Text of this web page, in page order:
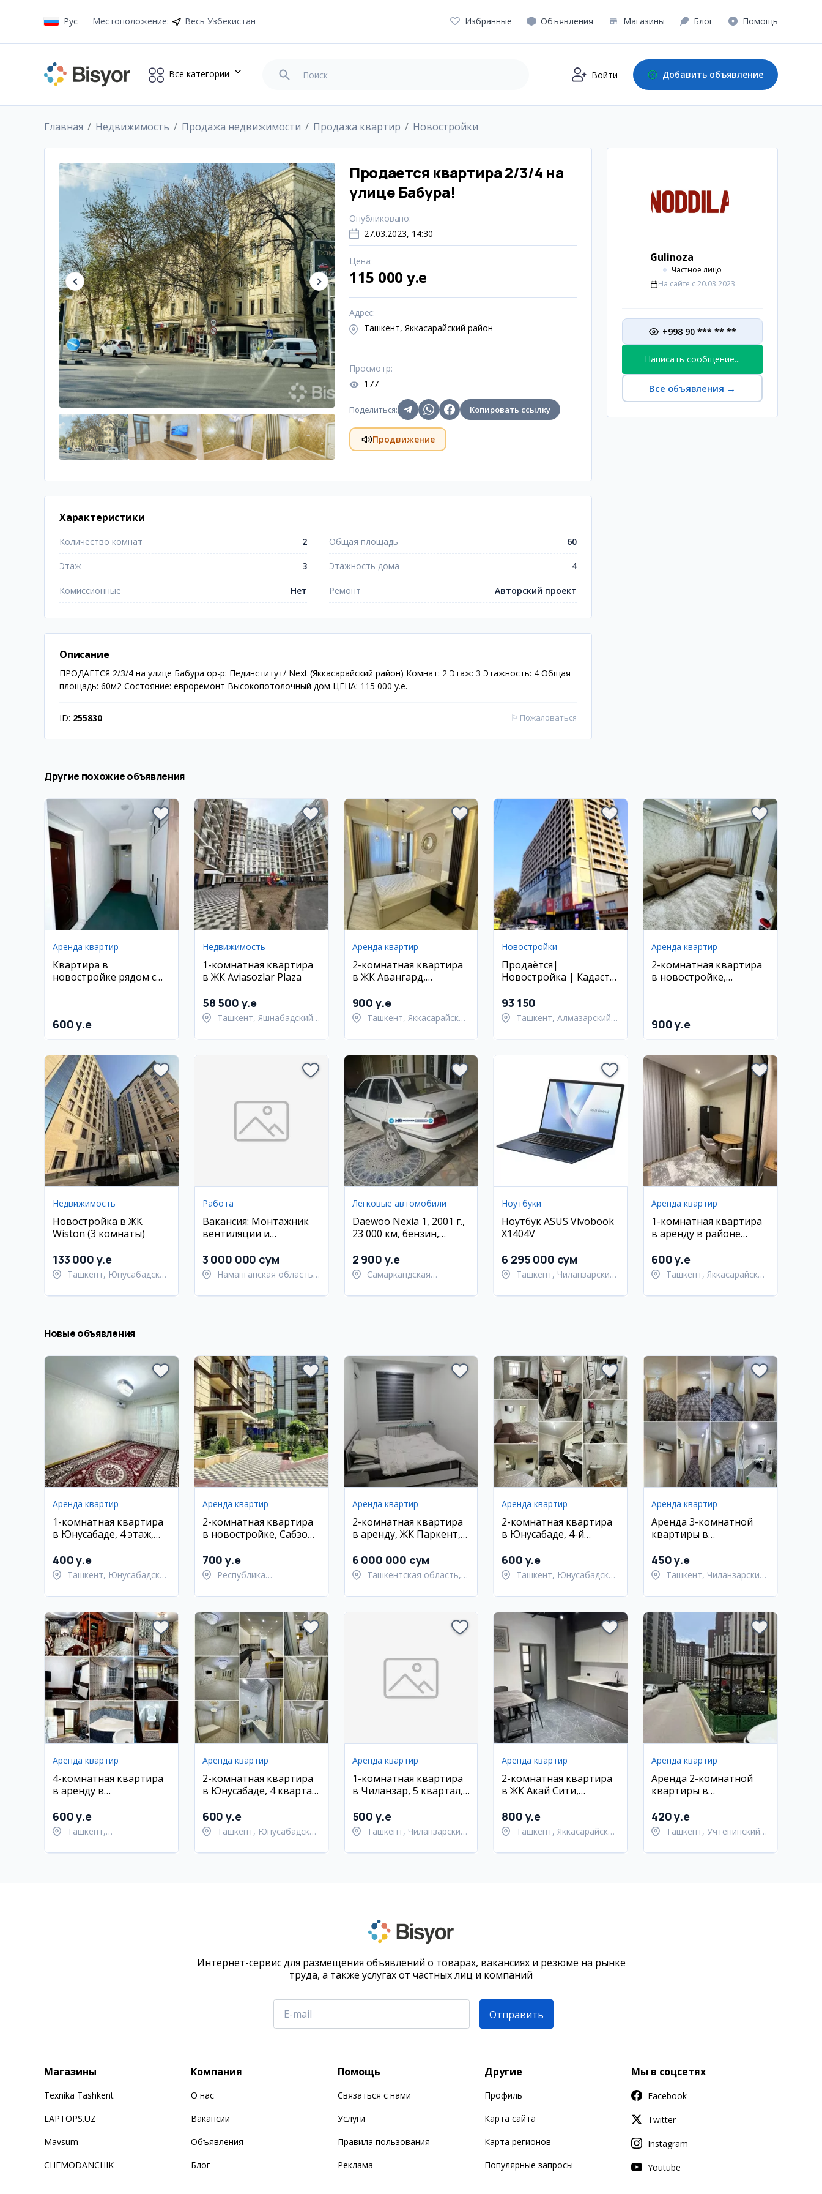
Рус Местоположение: Весь Узбекистан Избранные Объявления Магазины Блог Помощь
Все категории Войти Добавить объявление
Главная Недвижимость Продажа недвижимости Продажа квартир Новостройки
Продается квартира 2/3/4 на
улице Бабура!
Опубликовано:
27.03.2023, 14:30
Цена:
115 000 y.e
Адрес:
Ташкент, Яккасарайский район
Просмотр:
177
Поделиться: Копировать ссылку
Продвижение
Характеристики
Количество комнат 2 Общая площадь 60
Этаж 3 Этажность дома 4
Комиссионные Нет Ремонт Авторский проект
Описание
ПРОДАЕТСЯ 2/3/4 на улице Бабура ор-р: Пединститут/ Next (Яккасарайский район) Комнат: 2 Этаж: 3 Этажность: 4 Общая
площадь: 60м2 Состояние: евроремонт Высокопотолочный дом ЦЕНА: 115 000 у.е.
ID: 255830 ⚐ Пожаловаться
Gulinoza
Частное лицо
На сайте с 20.03.2023
+998 90 *** ** **
Написать сообщение...
Все объявления →
Другие похожие объявления
Аренда квартир
Квартира в
новостройке рядом с
600 y.e
Недвижимость
1-комнатная квартира
в ЖК Aviasozlar Plaza
58 500 y.e
Ташкент, Яшнабадский
Аренда квартир
2-комнатная квартира
в ЖК Авангард,
55 м², с мебелью
900 y.e
Ташкент, Яккасарайский
Новостройки
Продаётся|
Новостройка | Кадастр
комнатная квартира
93 150
Ташкент, Алмазарский
Аренда квартир
2-комнатная квартира
в новостройке,
900 y.e
Недвижимость
Новостройка в ЖК
Wiston (3 комнаты)
133 000 y.e
Ташкент, Юнусабадский
Работа
Вакансия: Монтажник
вентиляции и
3 000 000 сум
Наманганская область,
Легковые автомобили
Daewoo Nexia 1, 2001 г.,
23 000 км, бензин,
2 900 y.e
Самаркандская
Самаркандский район
Ноутбуки
Ноутбук ASUS Vivobook
X1404V
6 295 000 сум
Ташкент, Чиланзарский
Аренда квартир
1-комнатная квартира
в аренду в районе
Навруз
600 y.e
Ташкент, Яккасарайский
Новые объявления
Аренда квартир
1-комнатная квартира
в Юнусабаде, 4 этаж,
400 y.e
Ташкент, Юнусабадский
Аренда квартир
2-комнатная квартира
в новостройке, Сабзор,
700 y.e
Республика
Берунийский район
Аренда квартир
2-комнатная квартира
в аренду, ЖК Паркент,
м²
6 000 000 сум
Ташкентская область,
Аренда квартир
2-комнатная квартира
в Юнусабаде, 4-й
600 y.e
Ташкент, Юнусабадский
Аренда квартир
Аренда 3-комнатной
квартиры в
Октепа
450 y.e
Ташкент, Чиланзарский
Аренда квартир
4-комнатная квартира
в аренду в
районе, Ибн Сино
600 y.e
Ташкент,
Аренда квартир
2-комнатная квартира
в Юнусабаде, 4 квартал,
мебель
600 y.e
Ташкент, Юнусабадский
Аренда квартир
1-комнатная квартира
в Чиланзар, 5 квартал,
500 y.e
Ташкент, Чиланзарский
Аренда квартир
2-комнатная квартира
в ЖК Акай Сити,
800 y.e
Ташкент, Яккасарайский
Аренда квартир
Аренда 2-комнатной
квартиры в
420 y.e
Ташкент, Учтепинский
Интернет-сервис для размещения объявлений о товарах, вакансиях и резюме на рынке
труда, а также услугах от частных лиц и компаний
Отправить
Магазины
Texnika Tashkent
LAPTOPS.UZ
Mavsum
CHEMODANCHIK
Компания
О нас
Вакансии
Объявления
Блог
Помощь
Связаться с нами
Услуги
Правила пользования
Реклама
Другие
Профиль
Карта сайта
Карта регионов
Популярные запросы
Мы в соцсетях
Facebook
Twitter
Instagram
Youtube